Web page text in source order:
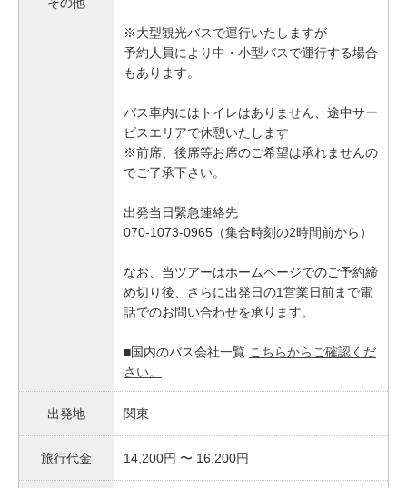
※大型観光バスで運行いたしますが
予約人員により中・小型バスで運行する場合
もあります。
バス車内にはトイレはありません、途中サー
ビスエリアで休憩いたします
※前席、後席等お席のご希望は承れませんの
でご了承下さい。
出発当日緊急連絡先
070-1073-0965（集合時刻の2時間前から）
なお、当ツアーはホームページでのご予約締
め切り後、さらに出発日の1営業日前まで電
話でのお問い合わせを承ります。
■国内のバス会社一覧 こちらからご確認くだ
さい。
出発地 関東
旅行代金 14,200円 〜 16,200円